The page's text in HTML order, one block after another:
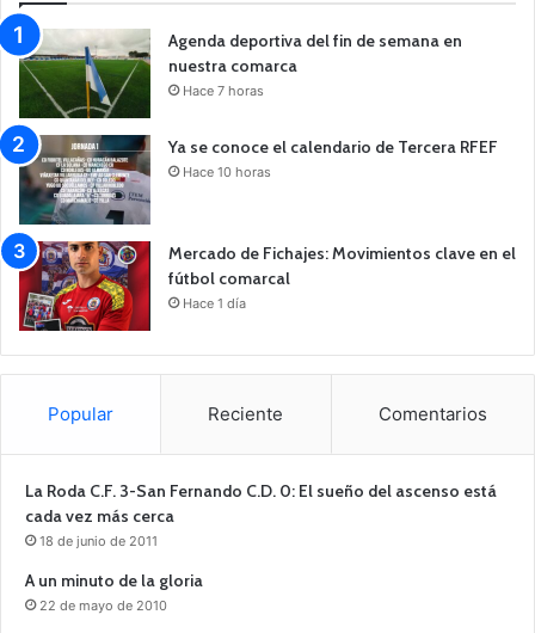
Agenda deportiva del fin de semana en
nuestra comarca
Hace 7 horas
Ya se conoce el calendario de Tercera RFEF
Hace 10 horas
Mercado de Fichajes: Movimientos clave en el
fútbol comarcal
Hace 1 día
Popular Reciente Comentarios
La Roda C.F. 3-San Fernando C.D. 0: El sueño del ascenso está
cada vez más cerca
18 de junio de 2011
A un minuto de la gloria
22 de mayo de 2010